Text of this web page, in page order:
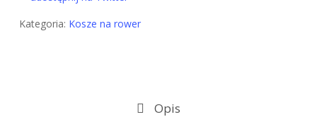
Kategoria: Kosze na rower
Opis